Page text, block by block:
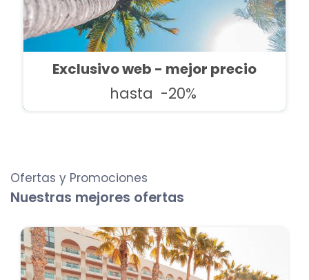
Exclusivo web - mejor precio
hasta -20%
Ofertas y Promociones
Nuestras mejores ofertas